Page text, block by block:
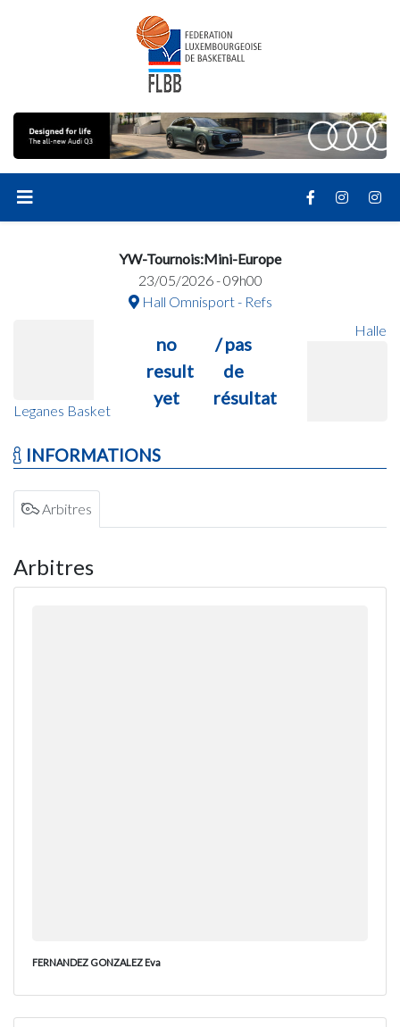
YW-Tournois:Mini-Europe
23/05/2026 - 09h00
Hall Omnisport - Refs
Leganes Basket
no
result
yet
/ pas
de
résultat
Halle
INFORMATIONS
Arbitres
Arbitres
FERNANDEZ GONZALEZ Eva